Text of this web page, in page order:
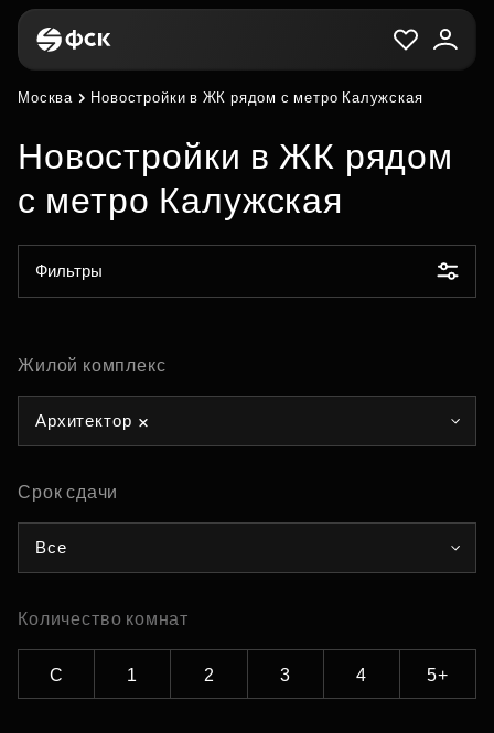
Москва Новостройки в ЖК рядом с метро Калужская
Новостройки в ЖК рядом
с метро Калужская
Фильтры
Жилой комплекс
Архитектор
Срок сдачи
Все
Количество комнат
С 1 2 3 4 5+